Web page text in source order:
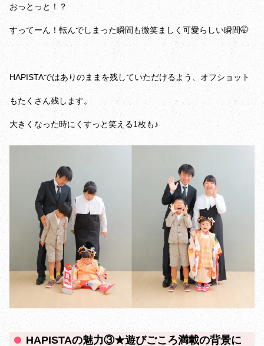
おっとっと！？
すってーん！転んでしまった瞬間も微笑ましく可愛らしい瞬間🤭
HAPISTAではありのままを残していただけるよう、オフショット
もたくさん残します。
大きくなった時にくすっと笑える1枚も♪
HAPISTAの魅力③★遊びごころ満載の背景に